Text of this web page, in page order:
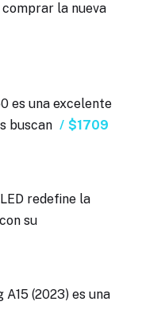
la nueva
es una excelente
buscan
$1709
redefine la
su
A15 (2023) es una